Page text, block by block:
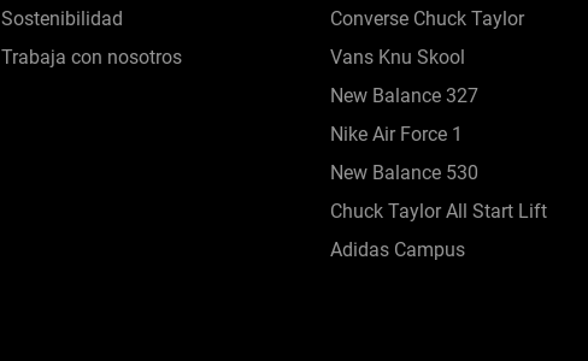
Sostenibilidad
Trabaja con nosotros
Converse Chuck Taylor
Vans Knu Skool
New Balance 327
Nike Air Force 1
New Balance 530
Chuck Taylor All Start Lift
Adidas Campus